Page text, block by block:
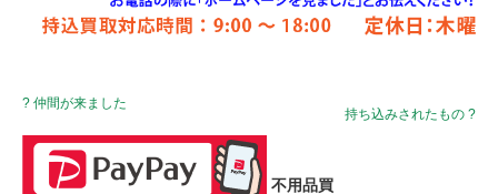
? 仲間が来ました
持ち込みされたもの ?
不用品買